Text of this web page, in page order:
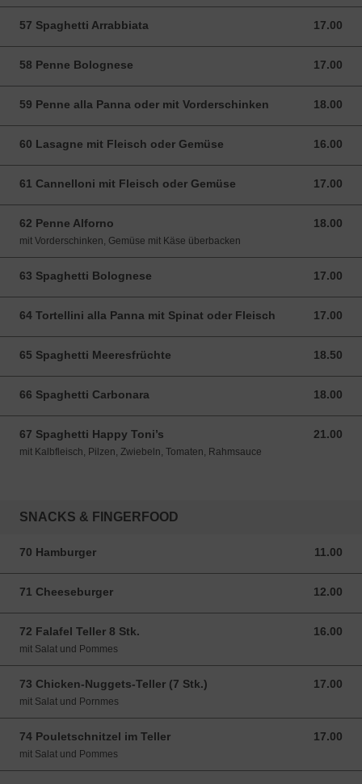
57 Spaghetti Arrabbiata 17.00
17.00 CHF
58 Penne Bolognese 17.00
17.00 CHF
59 Penne alla Panna oder mit Vorderschinken 18.00
18.00 CHF
60 Lasagne mit Fleisch oder Gemüse 16.00
16.00 CHF
61 Cannelloni mit Fleisch oder Gemüse 17.00
17.00 CHF
62 Penne Alforno 18.00
18.00 CHF
mit Vorderschinken, Gemüse mit Käse überbacken
63 Spaghetti Bolognese 17.00
17.00 CHF
64 Tortellini alla Panna mit Spinat oder Fleisch 17.00
17.00 CHF
65 Spaghetti Meeresfrüchte 18.50
18.50 CHF
66 Spaghetti Carbonara 18.00
18.00 CHF
67 Spaghetti Happy Toni’s 21.00
21.00 CHF
mit Kalbfleisch, Pilzen, Zwiebeln, Tomaten, Rahmsauce
SNACKS & FINGERFOOD
70 Hamburger 11.00
11.00 CHF
71 Cheeseburger 12.00
12.00 CHF
72 Falafel Teller 8 Stk. 16.00
16.00 CHF
mit Salat und Pommes
73 Chicken-Nuggets-Teller (7 Stk.) 17.00
17.00 CHF
mit Salat und Pornmes
74 Pouletschnitzel im Teller 17.00
17.00 CHF
mit Salat und Pommes